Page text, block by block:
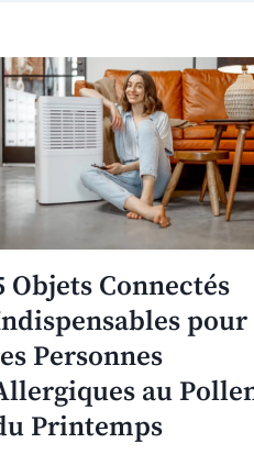
Objets Connectés
pour
Personnes
au
Printemps